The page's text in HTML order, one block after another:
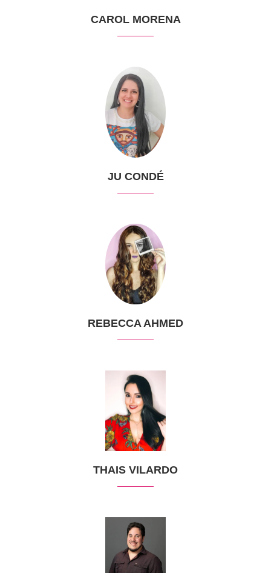
CAROL MORENA
JU CONDÉ
REBECCA AHMED
THAIS VILARDO